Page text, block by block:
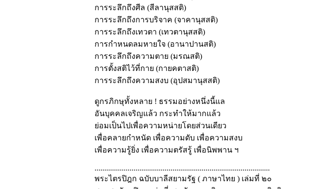
การระลึกถึงศีล (สีลานุสสติ)
การระลึกถึงการบริจาค (จาคานุสสติ)
การระลึกถึงเทวตา (เทวตานุสสติ)
การกำหนดลมหายใจ (อานาปานสติ)
การระลึกถึงความตาย (มรณสติ)
การตั้งสติไว้ที่กาย (กายคตาสติ)
การระลึกถึงความสงบ (อุปสมานุสสติ)
ดูกรภิกษุทั้งหลาย ! ธรรมอย่างหนึ่งนี้แล
อันบุคคลเจริญแล้ว กระทำให้มากแล้ว
ย่อมเป็นไปเพื่อความหน่ายโดยส่วนเดียว
เพื่อคลายกำหนัด เพื่อความดับ เพื่อความสงบ
เพื่อความรู้ยิ่ง เพื่อความตรัสรู้ เพื่อนิพพาน ฯ
..........................................................................................
พระไตรปิฎก ฉบับบาลีสยามรัฐ ( ภาษาไทย ) เล่มที่ ๒๐